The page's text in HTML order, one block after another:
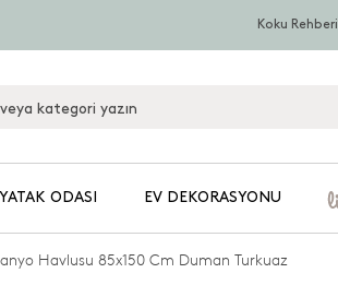
Koku Rehberi
YATAK ODASI EV DEKORASYONU
Havlusu 85x150 Cm Duman Turkuaz